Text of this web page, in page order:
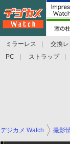
ミラーレス 交換
PC
ストラップ
デジカメ Watch 撮影